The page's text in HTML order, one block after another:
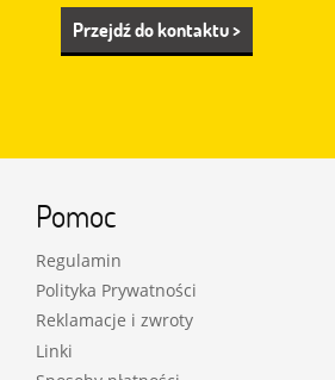
Przejdź do kontaktu >
Pomoc
Regulamin
Polityka Prywatności
Reklamacje i zwroty
Linki